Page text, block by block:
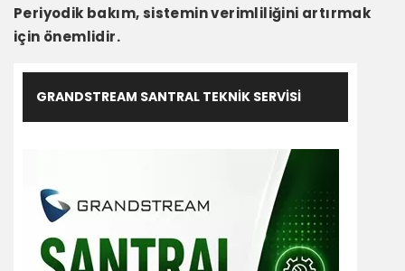
Periyodik bakım, sistemin verimliliğini artırmak
için önemlidir.
GRANDSTREAM SANTRAL TEKNIK SERVISI